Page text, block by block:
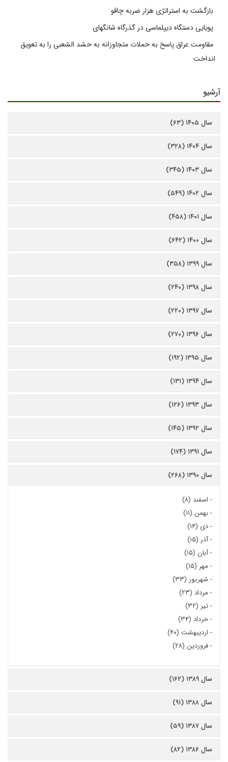
بازگشت به استراتژی هزار ضربه چاقو
پویایی دستگاه دیپلماسی در گذرگاه شانگهای
مقاومت عراق پاسخ به حملات متجاوزانه به حشد الشعبی را به تعویق
انداخت
آرشیو
سال ۱۴۰۵ (۶۳)
سال ۱۴۰۴ (۳۲۸)
سال ۱۴۰۳ (۳۴۵)
سال ۱۴۰۲ (۵۴۹)
سال ۱۴۰۱ (۴۵۸)
سال ۱۴۰۰ (۶۴۲)
سال ۱۳۹۹ (۳۵۸)
سال ۱۳۹۸ (۲۴۰)
سال ۱۳۹۷ (۲۲۰)
سال ۱۳۹۶ (۲۷۰)
سال ۱۳۹۵ (۱۹۲)
سال ۱۳۹۴ (۱۳۱)
سال ۱۳۹۳ (۱۲۶)
سال ۱۳۹۲ (۱۴۵)
سال ۱۳۹۱ (۱۷۴)
سال ۱۳۹۰ (۲۶۸)
- اسفند (۸)
-بهمن (۱۱)
-دی (۱۴)
-آذر (۱۵)
-آبان (۱۵)
- مهر (۱۵)
- شهریور (۳۳)
- مرداد (۲۳)
-تیر (۳۲)
-خرداد (۳۴)
- اردیبهشت (۴۰)
-فروردین (۲۸)
سال ۱۳۸۹ (۱۶۲)
سال ۱۳۸۸ (۹۱)
سال ۱۳۸۷ (۵۹)
سال ۱۳۸۶ (۸۲)